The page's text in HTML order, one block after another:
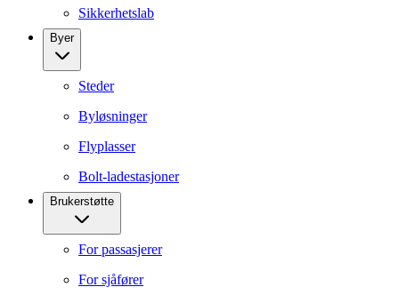
Sikkerhetslab
Byer
Steder
Byløsninger
Flyplasser
Bolt-ladestasjoner
Brukerstøtte
For passasjerer
For sjåfører